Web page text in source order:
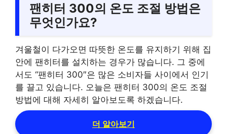
팬히터 300의 온도 조절 방법은
무엇인가요?
겨울철이 다가오면 따뜻한 온도를 유지하기 위해 집
안에 팬히터를 설치하는 경우가 많습니다. 그 중에
서도 “팬히터 300″은 많은 소비자들 사이에서 인기
를 끌고 있습니다. 오늘은 팬히터 300의 온도 조절
방법에 대해 자세히 알아보도록 하겠습니다.
더 알아보기